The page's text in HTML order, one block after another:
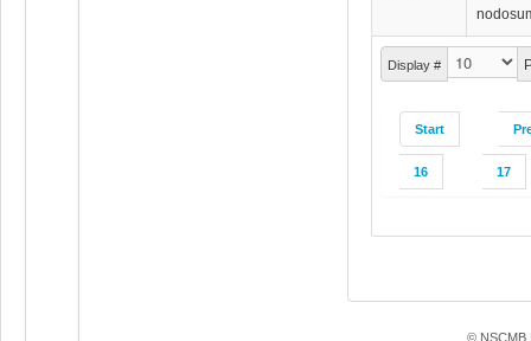
Display #
Start
16 17
© NSCMB